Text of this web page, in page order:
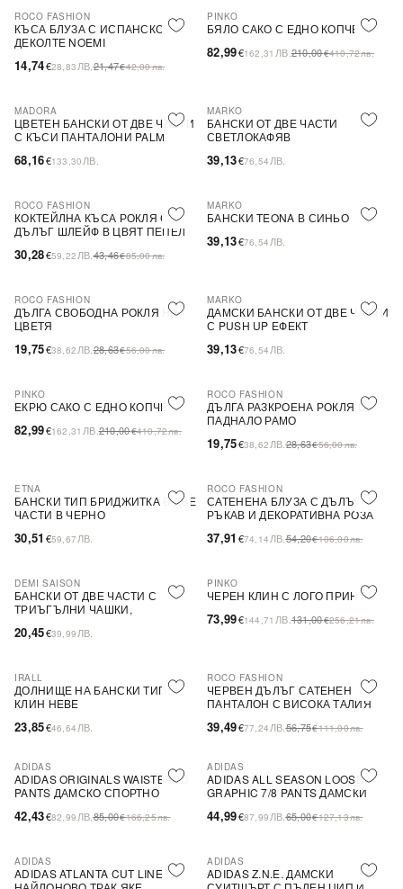
-31%
ROCO FASHION
КЪСА БЛУЗА С ИСПАНСКО
ДЕКОЛТЕ NOEMI
14,74€28,83 ЛВ.21,47€42,00лв.
-60%
PINKO
БЯЛО САКО С ЕДНО КОПЧЕ
82,99€162,31 ЛВ.210,00€410,72лв.
MADORA
ЦВЕТЕН БАНСКИ ОТ ДВЕ ЧАСТИ
С КЪСИ ПАНТАЛОНИ PALM
68,16€133,30 ЛВ.
MARKO
БАНСКИ ОТ ДВЕ ЧАСТИ
СВЕТЛОКАФЯВ
39,13€76,54 ЛВ.
-30%
ROCO FASHION
КОКТЕЙЛНА КЪСА РОКЛЯ С
ДЪЛЪГ ШЛЕЙФ В ЦВЯТ ПЕПЕЛ
30,28€59,22 ЛВ.43,46€85,00лв.
MARKO
БАНСКИ TEONA В СИНЬО
39,13€76,54 ЛВ.
-31%
ROCO FASHION
ДЪЛГА СВОБОДНА РОКЛЯ НА
ЦВЕТЯ
19,75€38,62 ЛВ.28,63€56,00лв.
MARKO
ДАМСКИ БАНСКИ ОТ ДВЕ ЧАСТИ
С PUSH UP ЕФЕКТ
39,13€76,54 ЛВ.
-60%
PINKO
ЕКРЮ САКО С ЕДНО КОПЧЕ
82,99€162,31 ЛВ.210,00€410,72лв.
-31%
ROCO FASHION
ДЪЛГА РАЗКРОЕНА РОКЛЯ С
ПАДНАЛО РАМО
19,75€38,62 ЛВ.28,63€56,00лв.
ETNA
БАНСКИ ТИП БРИДЖИТКА В ДВЕ
ЧАСТИ В ЧЕРНО
30,51 €59,67 ЛВ.
-30%
ROCO FASHION
САТЕНЕНА БЛУЗА С ДЪЛЪГ
РЪКАВ И ДЕКОРАТИВНА РОЗА
37,91 €74,14 ЛВ.54,20€106,00лв.
DEMI SAISON
БАНСКИ ОТ ДВЕ ЧАСТИ С
ТРИЪГЪЛНИ ЧАШКИ,
20,45€39,99 ЛВ.
-44%
PINKO
ЧЕРЕН КЛИН С ЛОГО ПРИНТ
73,99€144,71 ЛВ.131,00€256,21лв.
IRALL
ДОЛНИЩЕ НА БАНСКИ ТИП
КЛИН HEBE
23,85€46,64 ЛВ.
-30%
ROCO FASHION
ЧЕРВЕН ДЪЛЪГ САТЕНЕН
ПАНТАЛОН С ВИСОКА ТАЛИЯ
39,49€77,24 ЛВ.56,75€111,00лв.
NEW IN
ADIDAS
ADIDAS ORIGINALS WAISTBAND
PANTS ДАМСКО СПОРТНО
42,43€82,99 ЛВ.85,00€166,25лв.
NEW IN
ADIDAS
ADIDAS ALL SEASON LOOSE
GRAPHIC 7/8 PANTS ДАМСКИ
44,99€87,99 ЛВ.65,00€127,13лв.
NEW IN
ADIDAS
ADIDAS ATLANTA CUT LINE
NEW IN
ADIDAS
ADIDAS Z.N.E. ДАМСКИ